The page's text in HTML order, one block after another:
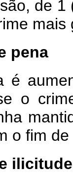
de
mais
pena
é
o
o fim
ilicitude